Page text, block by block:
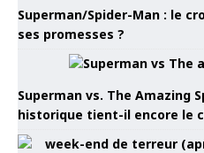
Superman/Spider-Man : le
ses promesses ?
Superman vs. The Amazing
historique tient-il encore le